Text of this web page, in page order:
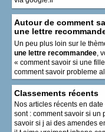
Autour de comment
une lettre
Un peu plus loin sur le
une lettre recommandee,
« comment savoir si une
comment savoir probleme
Classements récents
Nos articles récents en
sont : comment savoir si un
savoir si j ai des amendes